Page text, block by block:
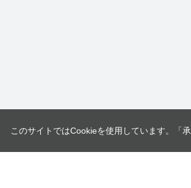
このサイトではCookieを使用しています。「